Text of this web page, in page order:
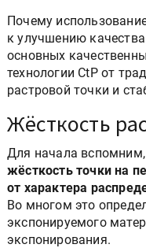
Почему
к улучшению
основных
технологии CtP от
растровой точки и
Жёсткость
Для начала
жёсткость точки на
от характера
Во многом это
экспонируемого
экспонирования.